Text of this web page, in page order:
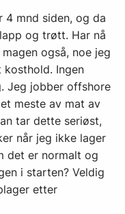
4 mnd siden, og da
og trøtt. Har nå
også, noe jeg
Ingen
Jeg jobber offshore
meste av mat av
tar dette seriøst,
når jeg ikke lager
det er normalt og
i starten? Veldig
etter